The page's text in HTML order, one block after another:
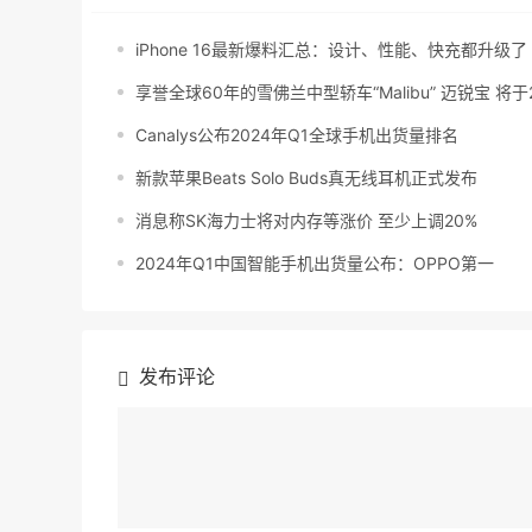
iPhone 16最新爆料汇总：设计、性能、快充都升级了
享誉全球60年的雪佛兰中型轿车“Malibu” 迈锐宝 将于
Canalys公布2024年Q1全球手机出货量排名
新款苹果Beats Solo Buds真无线耳机正式发布
消息称SK海力士将对内存等涨价 至少上调20%
2024年Q1中国智能手机出货量公布：OPPO第一
发布评论